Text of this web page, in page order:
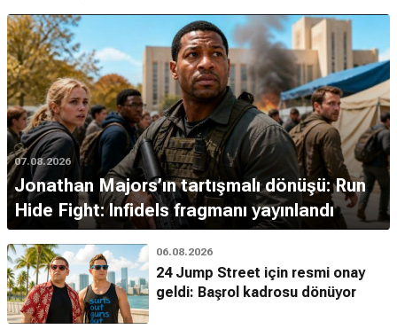
07.08.2026
Jonathan Majors’ın tartışmalı dönüşü: Run
Hide Fight: Infidels fragmanı yayınlandı
06.08.2026
24 Jump Street için resmi onay
geldi: Başrol kadrosu dönüyor